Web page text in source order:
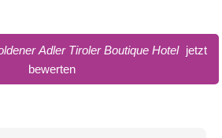
Adler Tiroler Boutique Hotel
jetzt
bewerten